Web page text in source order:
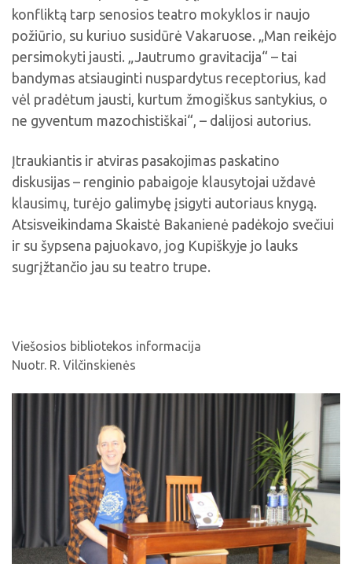
konfliktą tarp senosios teatro mokyklos ir naujo
požiūrio, su kuriuo susidūrė Vakaruose. „Man reikėjo
persimokyti jausti. „Jautrumo gravitacija“ – tai
bandymas atsiauginti nuspardytus receptorius, kad
vėl pradėtum jausti, kurtum žmogiškus santykius, o
ne gyventum mazochistiškai“, – dalijosi autorius.
Įtraukiantis ir atviras pasakojimas paskatino
diskusijas – renginio pabaigoje klausytojai uždavė
klausimų, turėjo galimybę įsigyti autoriaus knygą.
Atsisveikindama Skaistė Bakanienė padėkojo svečiui
ir su šypsena pajuokavo, jog Kupiškyje jo lauks
sugrįžtančio jau su teatro trupe.
Viešosios bibliotekos informacija
Nuotr. R. Vilčinskienės